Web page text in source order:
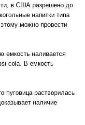
в США разрешено до
напитки типа
можно провести
емкость наливается
cola. В емкость
пуговица растворилась
наличие